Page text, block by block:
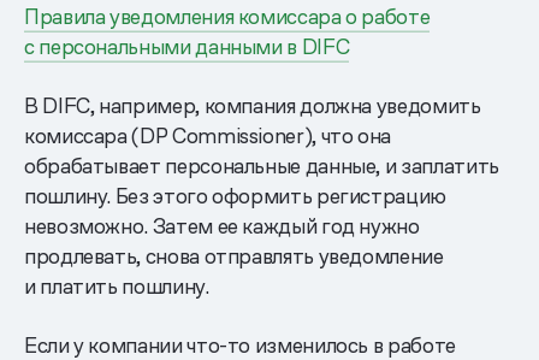
Правила уведомления комиссара о работе
с персональными данными в DIFC
В DIFC, например, компания должна уведомить
комиссара (DP Commissioner), что она
обрабатывает персональные данные, и заплатить
пошлину. Без этого оформить регистрацию
невозможно. Затем ее каждый год нужно
продлевать, снова отправлять уведомление
и платить пошлину.
Если у компании что-то изменилось в работе